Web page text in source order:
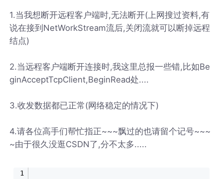
1.当我想断开远程客户端时,无法断开(上网搜过资料,有
说在接到NetWorkStream流后,关闭流就可以断掉远程
结点)
2.当远程客户端断开连接时,我这里总报一些错,比如Be
ginAcceptTcpClient,BeginRead处....
3.收发数据都已正常(网络稳定的情况下)
4.请各位高手们帮忙指正~~~飘过的也请留个记号~~~
~由于很久没逛CSDN了,分不太多.....